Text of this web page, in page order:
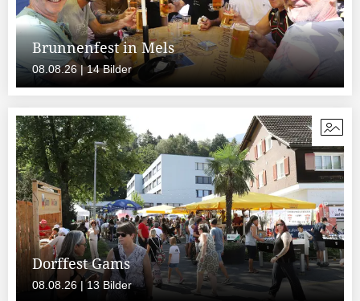
Brunnenfest in Mels
08.08.26 | 14 Bilder
Dorffest Gams
08.08.26 | 13 Bilder